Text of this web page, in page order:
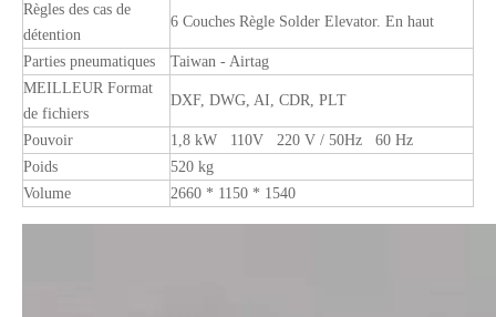
Règles des cas de
détention
6 Couches Règle Solder Elevator. En haut
Parties pneumatiques
Taiwan - Airtag
MEILLEUR Format
de fichiers
DXF, DWG, AI, CDR, PLT
Pouvoir
1,8 kW 110V 220 V / 50Hz 60 Hz
Poids
520 kg
Volume
2660 * 1150 * 1540